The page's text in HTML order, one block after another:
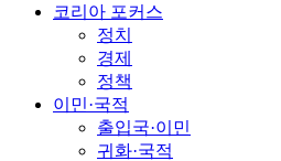
코리아 포커스
정치
경제
정책
이민·국적
출입국·이민
귀화·국적